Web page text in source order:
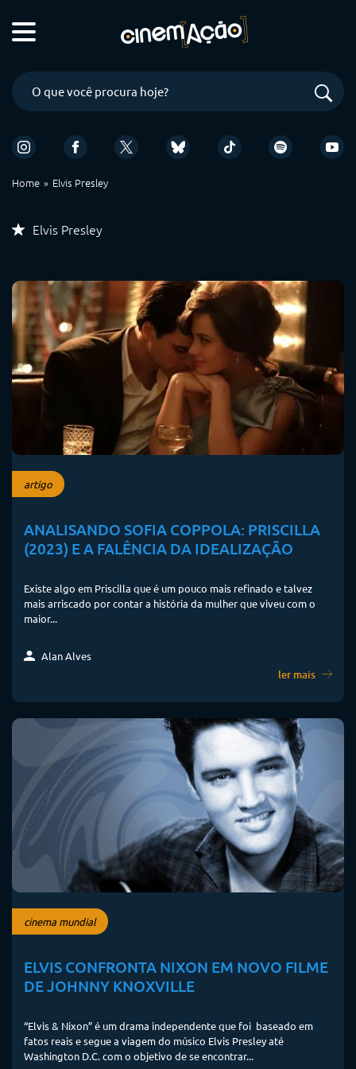
Home Elvis Presley
Elvis Presley
artigo
ANALISANDO SOFIA COPPOLA: PRISCILLA
(2023) E A FALÊNCIA DA IDEALIZAÇÃO
Existe algo em Priscilla que é um pouco mais refinado e talvez
mais arriscado por contar a história da mulher que viveu com o
maior...
Alan Alves
ler mais
cinema mundial
ELVIS CONFRONTA NIXON EM NOVO FILME
DE JOHNNY KNOXVILLE
“Elvis & Nixon” é um drama independente que foi baseado em
fatos reais e segue a viagem do músico Elvis Presley até
Washington D.C. com o objetivo de se encontrar...